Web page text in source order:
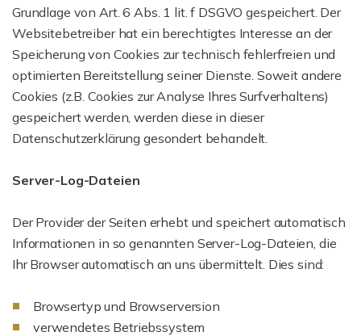
Grundlage von Art. 6 Abs. 1 lit. f DSGVO gespeichert. Der
Websitebetreiber hat ein berechtigtes Interesse an der
Speicherung von Cookies zur technisch fehlerfreien und
optimierten Bereitstellung seiner Dienste. Soweit andere
Cookies (z.B. Cookies zur Analyse Ihres Surfverhaltens)
gespeichert werden, werden diese in dieser
Datenschutzerklärung gesondert behandelt.
Server-Log-Dateien
Der Provider der Seiten erhebt und speichert automatisch
Informationen in so genannten Server-Log-Dateien, die
Ihr Browser automatisch an uns übermittelt. Dies sind:
Browsertyp und Browserversion
verwendetes Betriebssystem